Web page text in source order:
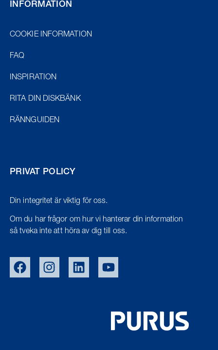
INFORMATION
COOKIE INFORMATION
FAQ
INSPIRATION
RITA DIN DISKBÄNK
RÄNNGUIDEN
PRIVAT POLICY
Din integritet är viktig för oss.
Om du har frågor om hur vi hanterar din information
så tveka inte att höra av dig till oss.